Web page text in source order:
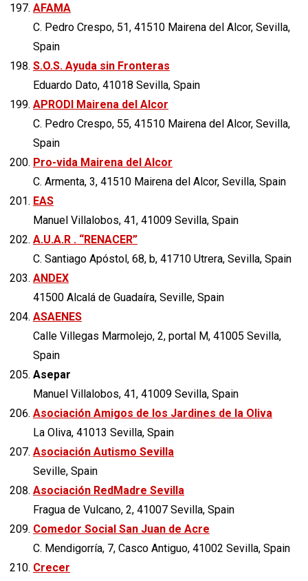
AFAMA
C. Pedro Crespo, 51, 41510 Mairena del Alcor, Sevilla,
Spain
S.O.S. Ayuda sin Fronteras
Eduardo Dato, 41018 Sevilla, Spain
APRODI Mairena del Alcor
C. Pedro Crespo, 55, 41510 Mairena del Alcor, Sevilla,
Spain
Pro-vida Mairena del Alcor
C. Armenta, 3, 41510 Mairena del Alcor, Sevilla, Spain
EAS
Manuel Villalobos, 41, 41009 Sevilla, Spain
A.U.A.R . “RENACER”
C. Santiago Apóstol, 68, b, 41710 Utrera, Sevilla, Spain
ANDEX
41500 Alcalá de Guadaíra, Seville, Spain
ASAENES
Calle Villegas Marmolejo, 2, portal M, 41005 Sevilla,
Spain
Asepar
Manuel Villalobos, 41, 41009 Sevilla, Spain
Asociación Amigos de los Jardines de la Oliva
La Oliva, 41013 Sevilla, Spain
Asociación Autismo Sevilla
Seville, Spain
Asociación RedMadre Sevilla
Fragua de Vulcano, 2, 41007 Sevilla, Spain
Comedor Social San Juan de Acre
C. Mendigorría, 7, Casco Antiguo, 41002 Sevilla, Spain
Crecer